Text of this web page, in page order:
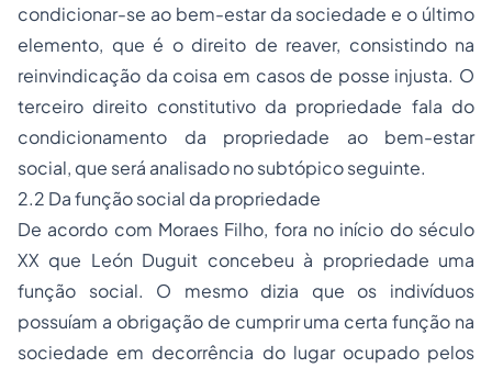
condicionar-se ao bem-estar da sociedade e o último
elemento, que é o direito de reaver, consistindo na
reinvindicação da coisa em casos de posse injusta. O
terceiro direito constitutivo da propriedade fala do
condicionamento da propriedade ao bem-estar
social, que será analisado no subtópico seguinte.
2.2 Da função social da propriedade
De acordo com Moraes Filho, fora no início do século
XX que León Duguit concebeu à propriedade uma
função social. O mesmo dizia que os indivíduos
possuíam a obrigação de cumprir uma certa função na
sociedade em decorrência do lugar ocupado pelos